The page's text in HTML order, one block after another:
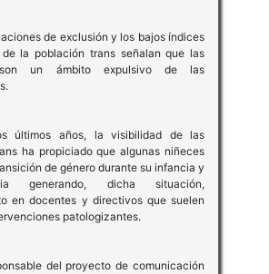
de exclusión y los bajos índices
la población trans señalan que las
un ámbito expulsivo de las
últimos años, la visibilidad de las
ha propiciado que algunas niñeces
de género durante su infancia y
generando, dicha situación,
en docentes y directivos que suelen
patologizantes.
del proyecto de comunicación